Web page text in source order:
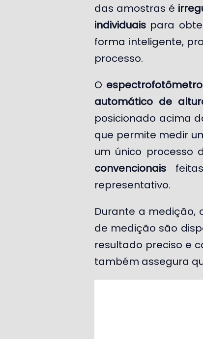
das amostras é
individuais para
forma inteligente,
processo.
O
automático de
posicionado acima
que permite medir
um único processo
convencionais
representativo.
Durante a medição,
de medição são
resultado preciso e
também assegura